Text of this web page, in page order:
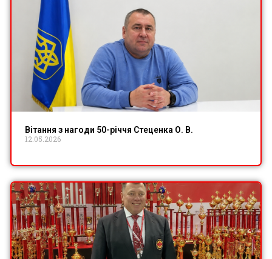
Вітання з нагоди 50-річчя Стеценка О. В.
12.05.2026